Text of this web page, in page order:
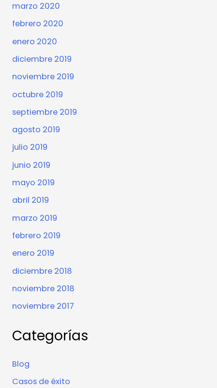
marzo 2020
febrero 2020
enero 2020
diciembre 2019
noviembre 2019
octubre 2019
septiembre 2019
agosto 2019
julio 2019
junio 2019
mayo 2019
abril 2019
marzo 2019
febrero 2019
enero 2019
diciembre 2018
noviembre 2018
noviembre 2017
Categorías
Blog
Casos de éxito